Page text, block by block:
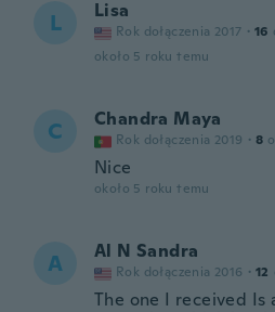
L Lisa
Rok dołączenia 2017 · 16
około 5 roku temu
C Chandra Maya
Rok dołączenia 2019 · 8
Nice
około 5 roku temu
A Al N Sandra
Rok dołączenia 2016 · 12
The one I received Is